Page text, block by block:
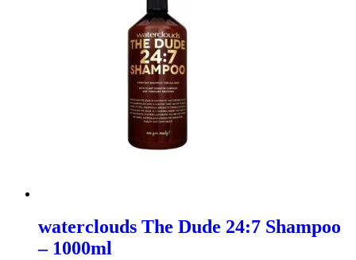
waterclouds The Dude 24:7 Shampoo
– 1000ml